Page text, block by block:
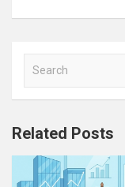
a
c
Related Posts